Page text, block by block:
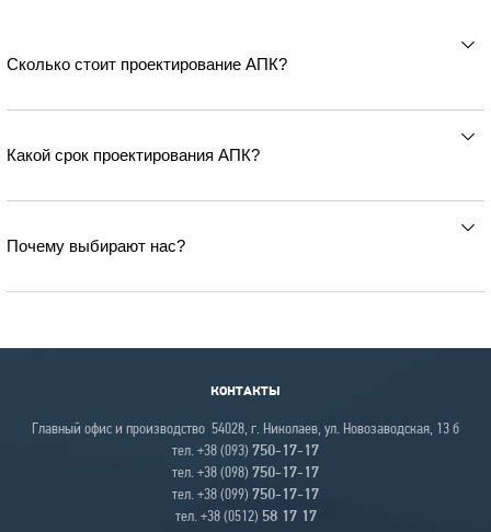
Сколько стоит проектирование АПК?
Какой срок проектирования АПК?
Почему выбирают нас?
КОНТАКТЫ
Главный офис и производство 54028, г. Николаев, ул. Новозаводская, 13 б
тел. +38 (093) 750-17-17
тел. +38 (098) 750-17-17
тел. +38 (099) 750-17-17
тел. +38 (0512) 58 17 17